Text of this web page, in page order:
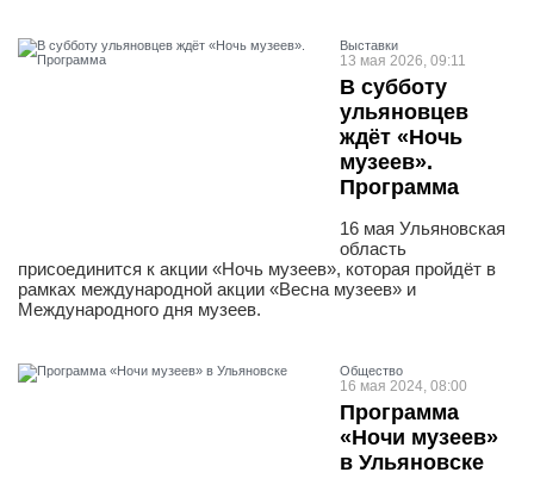
Выставки
13 мая 2026, 09:11
В субботу
ульяновцев
ждёт «Ночь
музеев».
Программа
16 мая Ульяновская
область
присоединится к акции «Ночь музеев», которая пройдёт в
рамках международной акции «Весна музеев» и
Международного дня музеев.
Общество
16 мая 2024, 08:00
Программа
«Ночи музеев»
в Ульяновске